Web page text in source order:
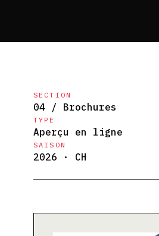
SECTION
04 / Brochures
TYPE
Aperçu en ligne
SAISON
2026 · CH